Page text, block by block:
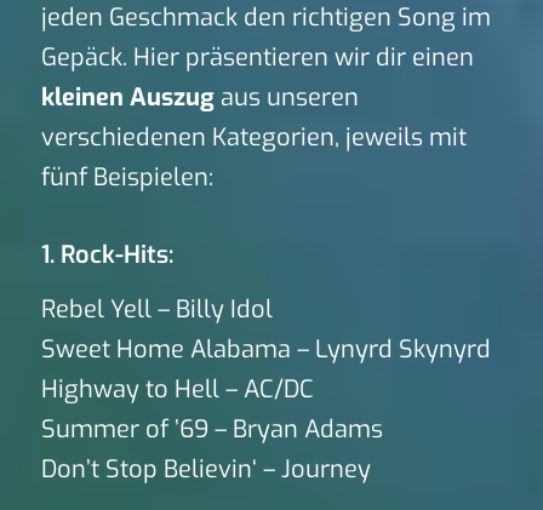
jeden Geschmack den richtigen Song im
Gepäck. Hier präsentieren wir dir einen
kleinen Auszugaus unseren
verschiedenen Kategorien, jeweils mit
fünf Beispielen:
1. Rock-Hits:
Rebel Yell – Billy Idol
Sweet Home Alabama – Lynyrd Skynyrd
Highway to Hell – AC/DC
Summer of ’69 – Bryan Adams
Don’t Stop Believin‘ – Journey